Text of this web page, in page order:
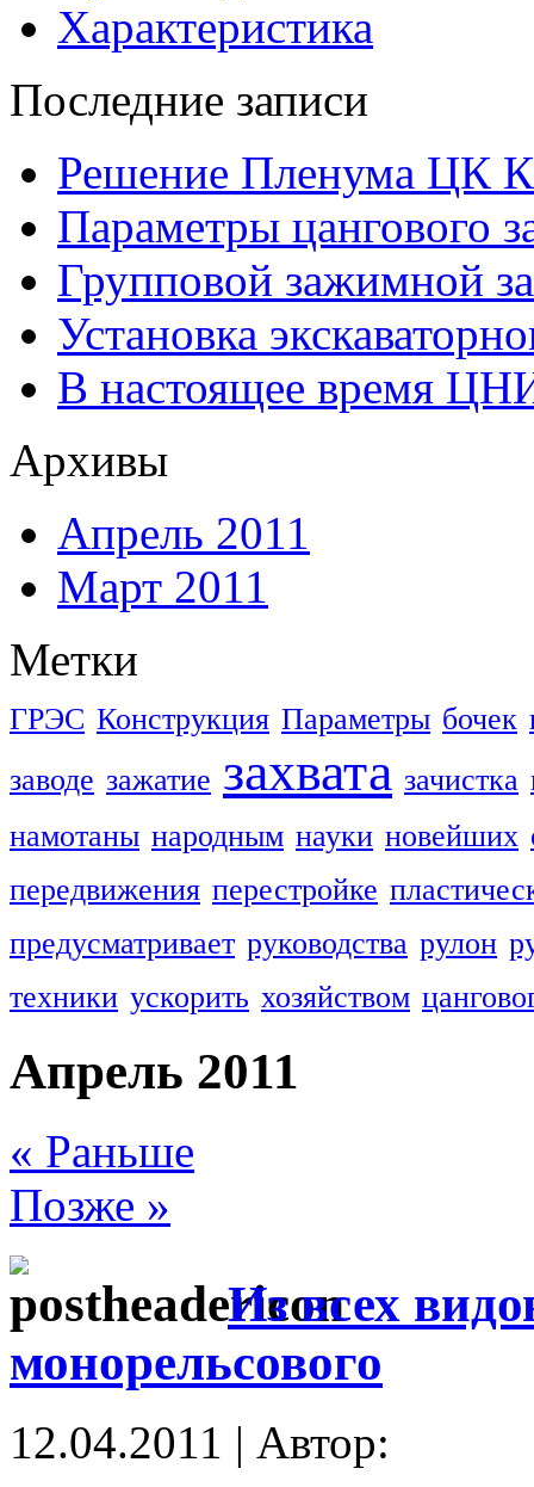
Характеристика
Последние записи
Решение Пленума ЦК
Параметры цангового
Групповой зажимной
Установка
В настоящее время
Архивы
Апрель 2011
Март 2011
Метки
ГРЭС Конструкция Параметры бочек
заводе зажатие захвата зачистка
намотаны народным науки новейших
передвижения перестройке
предусматривает руководства рулон
техники ускорить хозяйством
Апрель 2011
« Раньше
Позже »
Из всех
монорельсового
12.04.2011 | Автор: